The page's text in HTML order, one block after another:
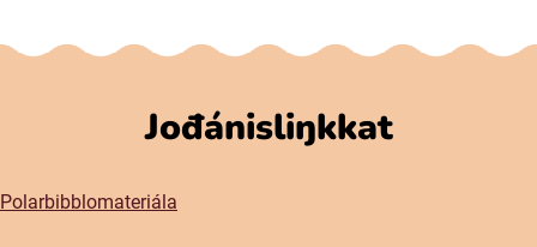
Jođánisliŋkkat
Polarbibblomateriála